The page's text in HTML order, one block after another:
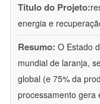
Título do Projeto:
energia e
Resumo: O Estado
mundial de laranja,
global (e 75% da
processamento gera